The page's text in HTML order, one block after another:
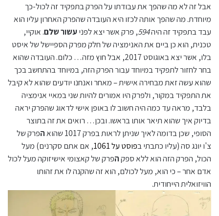
אבל זה לא מה שהפך את עבודתו על הפרק בתפקיד זה לכול-כך
מיוחדת. מה שהפך אותה לכזו היא העובדה שהפרק האחרון עליו הוא
עבד בתפקיד זה היה594, פרק אשר יצא לפניעשורשלם. אוקיי,
טכנית, הוא כן ביים את האנימציה של חלק מפרק הספיישל של איסט
בלו, אשר יצא באוגוסט 2017, אבל חוץ מזה… כלום. העובדה שהוא
בחר לחזור לתפקיד במיוחד עבור הפרק הזה, במיוחד בהתחשב בכך
שהוא עשה זאת מבחירה אישית – מאחר ואנחנו יודעים שהוא לא קיבל
את התפקיד במקור, ולפרק היו אמורים להיות שני במאיי אנימציה
בלבד, מראה עד כמה היה חשוב לו באופן אישי לדאוג שהפרק יראה
בדיוק איך שהוא תיאר אותו בראשו. ובכן… רואים את זה בתוצר
הסופי, שכן בדומה לאיך שניתן לראות בפרק 1017 שהוא
הפרק של
צ'ו יונג סה (עליו כתבתי בפוסט על 1061
, אם אתם סקרנים) מעל
הכול, הפרק הזה הוא ללא ספקהפרק של קאצומי אישיזוקה מעל לכול
אדם אחר – כי הוא, מעל לכולם, הוא זה שהקנה לו את זהותו
הוויזואלית הייחודית.